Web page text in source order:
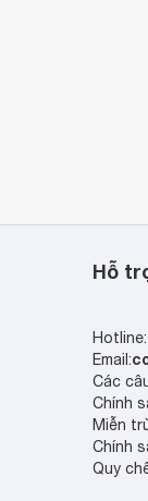
Hỗ
Hotline:
Email:
Các
Chính
Miễn
Chính
Quy